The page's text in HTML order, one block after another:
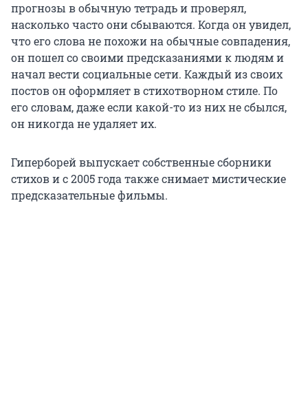
прогнозы в обычную тетрадь и проверял,
насколько часто они сбываются. Когда он увидел,
что его слова не похожи на обычные совпадения,
он пошел со своими предсказаниями к людям и
начал вести социальные сети. Каждый из своих
постов он оформляет в стихотворном стиле. По
его словам, даже если какой-то из них не сбылся,
он никогда не удаляет их.
Гиперборей выпускает собственные сборники
стихов и с 2005 года также снимает мистические
предсказательные фильмы.